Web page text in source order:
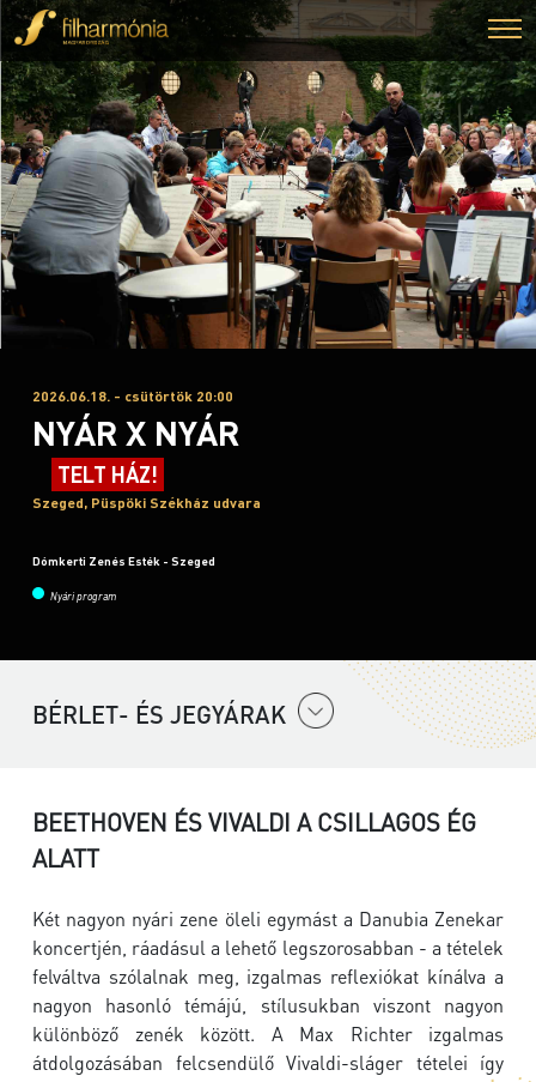
2026.06.18. - csütörtök 20:00
NYÁR X NYÁR
TELT HÁZ!
Szeged, Püspöki Székház udvara
Dómkerti Zenés Esték - Szeged
Nyári program
BÉRLET- ÉS JEGYÁRAK
BEETHOVEN ÉS VIVALDI A CSILLAGOS ÉG
ALATT
Két nagyon nyári zene öleli egymást a Danubia Zenekar
koncertjén, ráadásul a lehető legszorosabban - a tételek
felváltva szólalnak meg, izgalmas reflexiókat kínálva a
nagyon hasonló témájú, stílusukban viszont nagyon
különböző zenék között. A Max Richter izgalmas
átdolgozásában felcsendülő Vivaldi-sláger tételei így